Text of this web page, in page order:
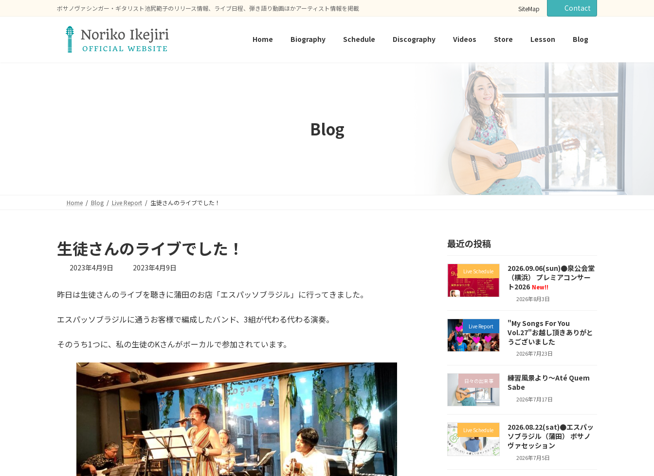
ン
ビ
ボサノヴァシンガー・ギタリスト池尻範子のリリース情報、ライブ日程、弾き語り動画ほかアーティスト情報を掲載 SiteMap Contact
Home Biography Schedule Discography Videos Store Lesson Blog
Blog
Home Blog Live Report 生徒さんのライブでした！
生徒さんのライブでした！
2023年4月9日
最
新
時
:
2023年4月9日
昨日は生徒さんのライブを聴きに蒲田のお店「エスパッソブラジル」に行ってきました。
エスパッソブラジルに通うお客様で編成したバンド、3組が代わる代わる演奏。
そのうち1つに、私の生徒のKさんがボーカルで参加されています。
最近の投稿
Live Schedule
2026.09.06(sun)●泉公会堂
（横浜） プレミアコンサー
ト2026 New!!
2026年8月3日
Live Report
"My Songs For You
Vol.27"お越し頂きありがと
うございました
2026年7月23日
日々の出来事
練習風景より～Até Quem
Sabe
2026年7月17日
Live Schedule
2026.08.22(sat)●エスパッ
ソブラジル（蒲田） ボサノ
ヴァセッション
2026年7月5日